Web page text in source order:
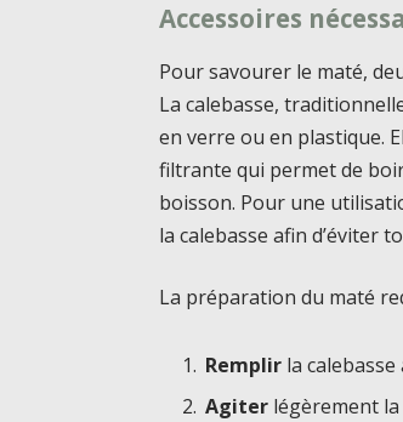
Accessoires
Pour savourer le maté,
La calebasse,
en verre ou en plastique.
filtrante qui permet de
boisson. Pour une
la calebasse afin d’éviter
La préparation du maté
Remplir la
Agiter légèrement